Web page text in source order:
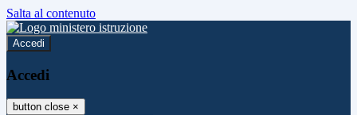
Salta al contenuto
Accedi
Accedi
button close ×